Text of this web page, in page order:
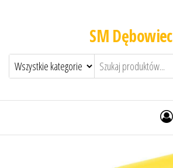
SM Dębowiec